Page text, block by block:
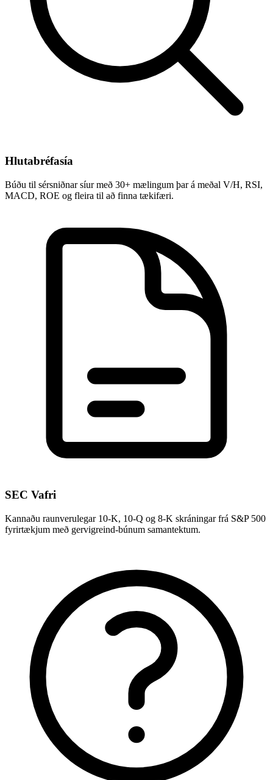
Hlutabréfasía
Búðu til sérsniðnar síur með 30+ mælingum þar á meðal V/H, RSI,
MACD, ROE og fleira til að finna tækifæri.
SEC Vafri
Kannaðu raunverulegar 10-K, 10-Q og 8-K skráningar frá S&P 500
fyrirtækjum með gervigreind-búnum samantektum.